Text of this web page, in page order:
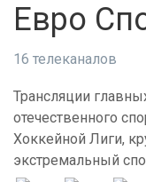
Евро
16 телеканалов
Трансляции
отечественного
Хоккейной Лиги,
экстремальный